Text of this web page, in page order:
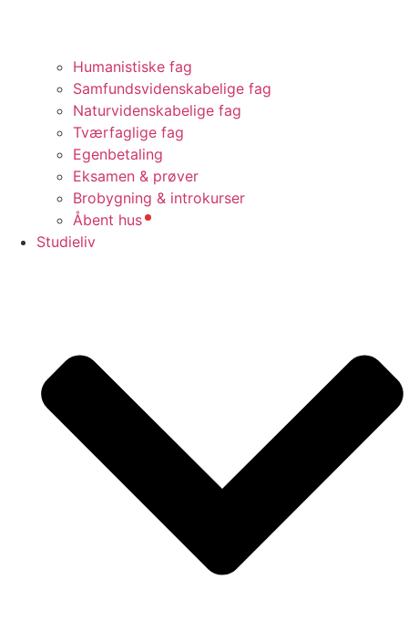
Humanistiske fag
Samfundsvidenskabelige fag
Naturvidenskabelige fag
Tværfaglige fag
Egenbetaling
Eksamen & prøver
Brobygning & introkurser
Åbent hus
Studieliv